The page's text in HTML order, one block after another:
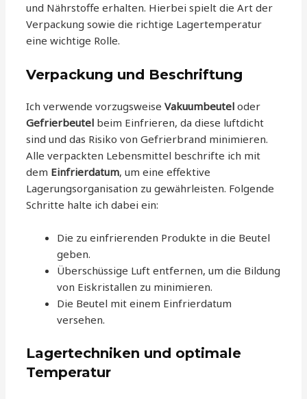
und Nährstoffe erhalten. Hierbei spielt die Art der
Verpackung sowie die richtige Lagertemperatur
eine wichtige Rolle.
Verpackung und Beschriftung
Ich verwende vorzugsweiseVakuumbeutel oder
Gefrierbeutel beim Einfrieren, da diese luftdicht
sind und das Risiko von Gefrierbrand minimieren.
Alle verpackten Lebensmittel beschrifte ich mit
dem Einfrierdatum, um eine effektive
Lagerungsorganisation zu gewährleisten. Folgende
Schritte halte ich dabei ein:
Die zu einfrierenden Produkte in die Beutel
geben.
Überschüssige Luft entfernen, um die Bildung
von Eiskristallen zu minimieren.
Die Beutel mit einem Einfrierdatum
versehen.
Lagertechniken und optimale
Temperatur